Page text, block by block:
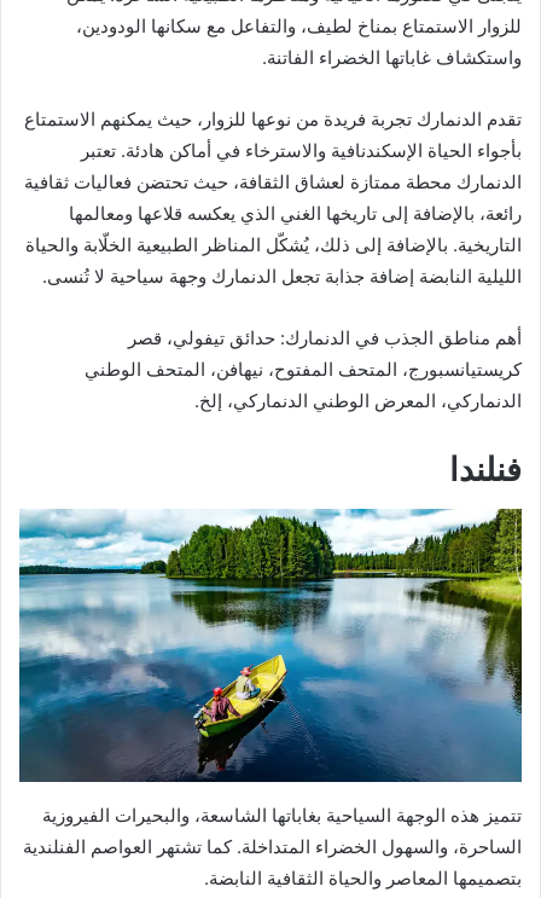
للزوار الاستمتاع بمناخ لطيف، والتفاعل مع سكانها الودودين،
واستكشاف غاباتها الخضراء الفاتنة.
تقدم الدنمارك تجربة فريدة من نوعها للزوار، حيث يمكنهم الاستمتاع
بأجواء الحياة الإسكندنافية والاسترخاء في أماكن هادئة. تعتبر
الدنمارك محطة ممتازة لعشاق الثقافة، حيث تحتضن فعاليات ثقافية
رائعة، بالإضافة إلى تاريخها الغني الذي يعكسه قلاعها ومعالمها
التاريخية. بالإضافة إلى ذلك، يُشكّل المناظر الطبيعية الخلّابة والحياة
الليلية النابضة إضافة جذابة تجعل الدنمارك وجهة سياحية لا تُنسى.
أهم مناطق الجذب في الدنمارك: حدائق تيفولي، قصر
كريستيانسبورج، المتحف المفتوح، نيهافن، المتحف الوطني
الدنماركي، المعرض الوطني الدنماركي، إلخ.
فنلندا
تتميز هذه الوجهة السياحية بغاباتها الشاسعة، والبحيرات الفيروزية
الساحرة، والسهول الخضراء المتداخلة. كما تشتهر العواصم الفنلندية
بتصميمها المعاصر والحياة الثقافية النابضة.